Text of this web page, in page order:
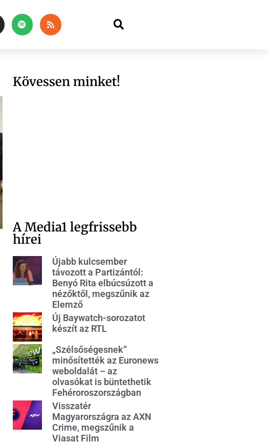
Kövessen minket!
A Media1 legfrissebb
hírei
Újabb kulcsember
távozott a Partizántól:
Benyó Rita elbúcsúzott a
nézőktől, megszűnik az
Elemző
Új Baywatch-sorozatot
készít az RTL
„Szélsőségesnek”
minősítették az Euronews
weboldalát – az
olvasókat is büntethetik
Fehéroroszországban
Visszatér
Magyarországra az AXN
Crime, megszűnik a
Viasat Film